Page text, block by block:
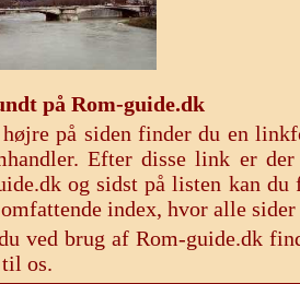
på Rom-guide.dk
på siden finder du en
Efter disse link er
og sidst på listen kan
index, hvor alle
ved brug af Rom-guide.dk
os.